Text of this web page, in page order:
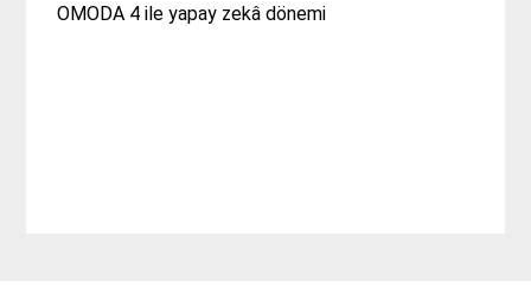
OMODA 4 ile yapay zekâ dönemi